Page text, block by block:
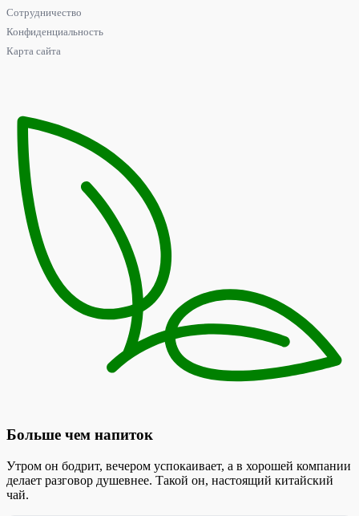
Сотрудничество
Конфиденциальность
Карта сайта
Больше чем напиток
Утром он бодрит, вечером успокаивает, а в хорошей компании
делает разговор душевнее. Такой он, настоящий китайский
чай.